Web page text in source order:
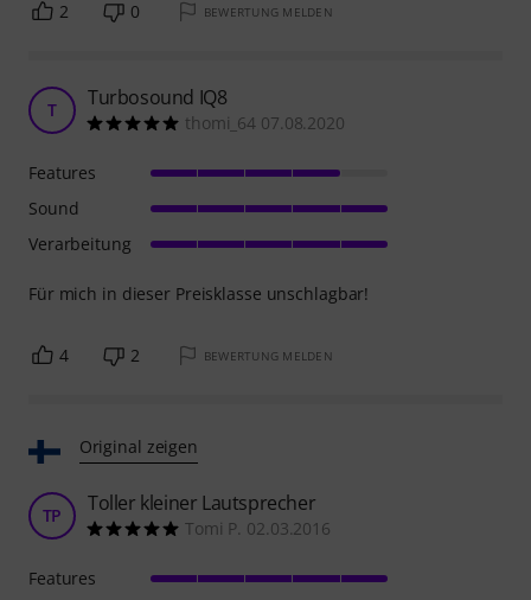
2 0 BEWERTUNG MELDEN
T Turbosound IQ8
thomi_64 07.08.2020
Für mich in dieser Preisklasse unschlagbar!
Features
Sound
Verarbeitung
4 2 BEWERTUNG MELDEN
Original zeigen
TP Toller kleiner Lautsprecher
Tomi P. 02.03.2016
Features